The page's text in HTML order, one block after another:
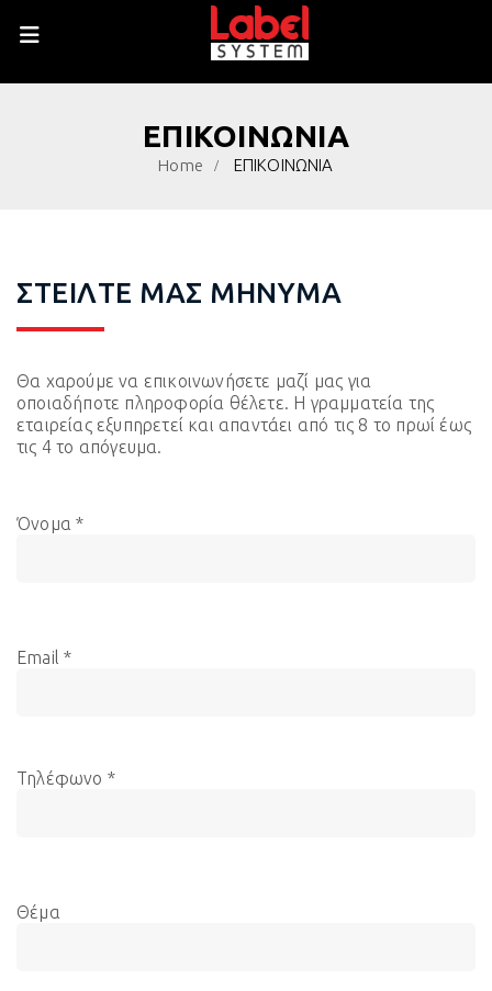
ΕΠΙΚΟΙΝΩΝΙΑ
Home ΕΠΙΚΟΙΝΩΝΙΑ
ΣΤΕΙΛΤΕ ΜΑΣ ΜΗΝΥΜΑ
Θα χαρούμε να επικοινωνήσετε μαζί μας για
οποιαδήποτε πληροφορία θέλετε. Η γραμματεία της
εταιρείας εξυπηρετεί και απαντάει από τις 8 το πρωί έως
τις 4 το απόγευμα.
Όνομα *
Email *
Τηλέφωνο *
Θέμα